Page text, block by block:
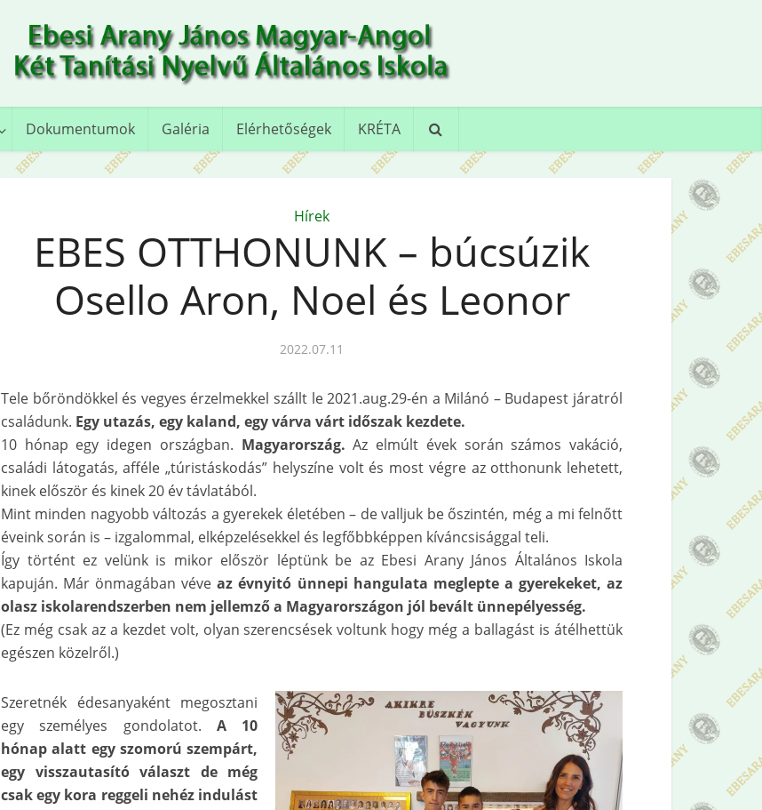
Dokumentumok Galéria Elérhetőségek KRÉTA
Hírek
EBES OTTHONUNK – búcsúzik
Osello Aron, Noel és Leonor
2022.07.11
Tele bőröndökkel és vegyes érzelmekkel szállt le 2021.aug.29-én a Milánó – Budapest járatról
családunk. Egy utazás, egy kaland, egy várva várt időszak kezdete.
10 hónap egy idegen országban. Magyarország. Az elmúlt évek során számos vakáció,
családi látogatás, afféle „túristáskodás” helyszíne volt és most végre az otthonunk lehetett,
kinek először és kinek 20 év távlatából.
Mint minden nagyobb változás a gyerekek életében – de valljuk be őszintén, még a mi felnőtt
éveink során is – izgalommal, elképzelésekkel és legfőbbképpen kíváncsisággal teli.
Így történt ez velünk is mikor először léptünk be az Ebesi Arany János Általános Iskola
kapuján. Már önmagában véveaz évnyitó ünnepi hangulata meglepte a gyerekeket, az
olasz iskolarendszerben nem jellemző a Magyarországon jól bevált ünnepélyesség.
(Ez még csak az a kezdet volt, olyan szerencsések voltunk hogy még a ballagást is átélhettük
egészen közelről.)
Szeretnék édesanyaként megosztani
egy személyes gondolatot. A 10
hónap alatt egy szomorú szempárt,
egy visszautasító választ de még
csak egy kora reggeli nehéz indulást